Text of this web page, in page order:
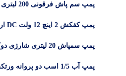
پمپ سم پاش
پمپ سمپاش 20 لیتری شارژی دوکاره لوکا
پمپ آب 1/5 اسب دو